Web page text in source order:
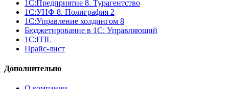
1С:Предприятие 8. Турагентство
1С:УНФ 8. Полиграфия 2
1С:Управление холдингом 8
Бюджетирование в 1С: Управляющий
1С:ITIL
Прайс-лист
Дополнительно